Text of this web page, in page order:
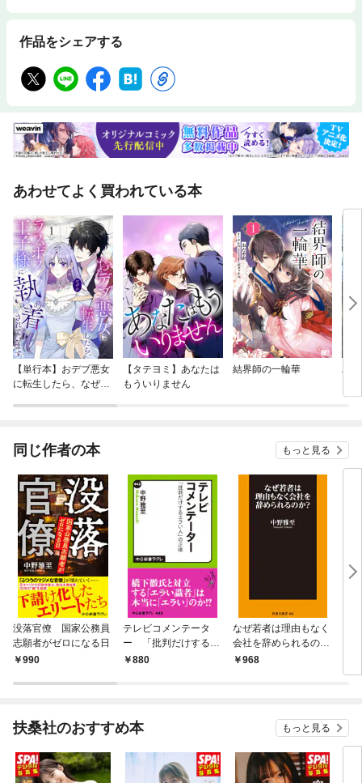
作品をシェアする
あわせてよく買われている本
【単行本】おデブ悪女
に転生したら、なぜか
【タテヨミ】あなたは
もういりません
結界師の一輪華
バ
今
同じ作者の本 もっと見る
没落官僚 国家公務員
志願者がゼロになる日
990
テレビコメンテータ
ー 「批判だけするエ
ラい人」の正体
880
なぜ若者は理由もなく
会社を辞められるの
か？968
扶桑社のおすすめ本 もっと見る